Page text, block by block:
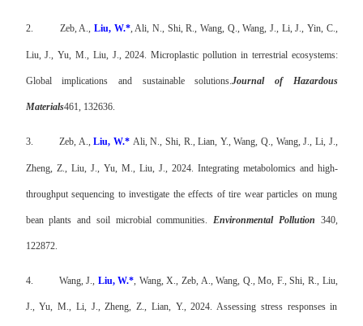
2. Zeb, A., Liu, W.*, Ali, N., Shi, R., Wang, Q., Wang, J., Li, J., Yin, C.,
Liu, J., Yu, M., Liu, J., 2024. Microplastic pollution in terrestrial ecosystems:
Global implications and sustainable solutions.Journal of Hazardous
Materials461, 132636.
3. Zeb, A.,Liu, W.* Ali, N., Shi, R., Lian, Y., Wang, Q., Wang, J., Li, J.,
Zheng, Z., Liu, J., Yu, M., Liu, J., 2024. Integrating metabolomics and high-
throughput sequencing to investigate the effects of tire wear particles on mung
bean plants and soil microbial communities. Environmental Pollution 340,
122872.
4. Wang, J., Liu, W.*, Wang, X., Zeb, A., Wang, Q., Mo, F., Shi, R., Liu,
J., Yu, M., Li, J., Zheng, Z., Lian, Y., 2024. Assessing stress responses in